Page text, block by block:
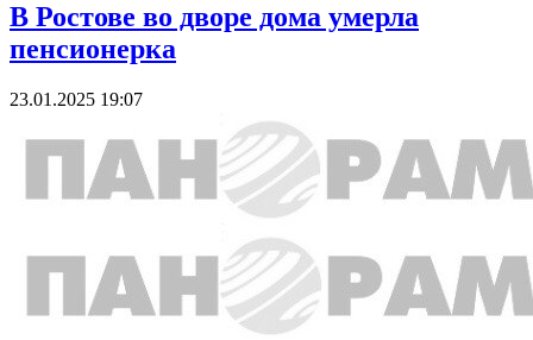
В Ростове во дворе дома умерла
пенсионерка
23.01.2025 19:07